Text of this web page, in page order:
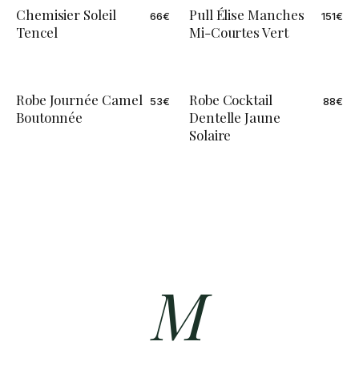
Chemisier Soleil
Tencel
66€
Pull Élise Manches
Mi-Courtes Vert
151€
Robe Journée Camel
Boutonnée
53€
Robe Cocktail
Dentelle Jaune
Solaire
88€
M